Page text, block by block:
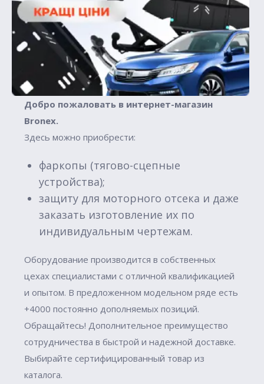
Добро пожаловать в интернет-магазин
Вronex.
Здесь можно приобрести:
фаркопы (тягово-сцепные
устройства);
защиту для моторного отсека и даже
заказать изготовление их по
индивидуальным чертежам.
Оборудование производится в собственных
цехах специалистами с отличной квалификацией
и опытом. В предложенном модельном ряде есть
+4000 постоянно дополняемых позиций.
Обращайтесь! Дополнительное преимущество
сотрудничества в быстрой и надежной доставке.
Выбирайте сертифицированный товар из
каталога.